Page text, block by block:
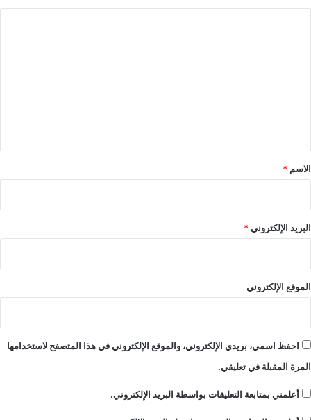
*
الاسم *
البريد الإلكتروني*
الموقع الإلكتروني
احفظ اسمي، بريدي الإلكتروني، والموقع الإلكتروني في هذا المتصفح لاستخدامها
المرة المقبلة في تعليقي.
أعلمني بمتابعة التعليقات بواسطة البريد الإلكتروني.